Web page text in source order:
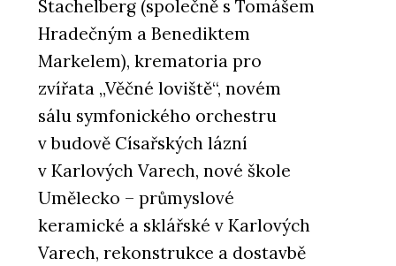
Stachelberg (společně s Tomášem
Hradečným a Benediktem
Markelem), krematoria pro
zvířata „Věčné loviště“, novém
sálu symfonického orchestru
v budově Císařských lázní
v Karlových Varech, nové škole
Umělecko – průmyslové
keramické a sklářské v Karlových
Varech, rekonstrukce a dostavbě